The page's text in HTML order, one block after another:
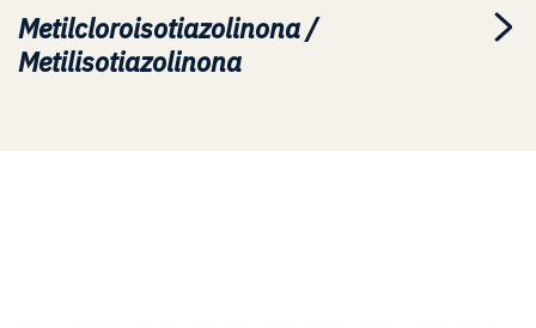
Metilcloroisotiazolinona /
Metilisotiazolinona